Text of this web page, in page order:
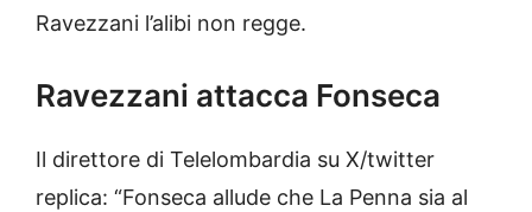
Ravezzani l’alibi non regge.
Ravezzani attacca Fonseca
Il direttore di Telelombardia su X/twitter
replica: “Fonseca allude che La Penna sia al